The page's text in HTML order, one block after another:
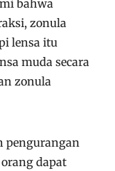
bahwa
zonula
lensa itu
muda secara
zonula
pengurangan
dapat